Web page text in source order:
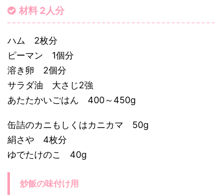
材料 2人分
ハム 2枚分
ピーマン 1個分
溶き卵 2個分
サラダ油 大さじ2強
あたたかいごはん 400～450g
缶詰のカニもしくはカニカマ 50g
絹さや 4枚分
ゆでたけのこ 40g
炒飯の味付け用